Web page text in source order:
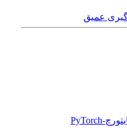
عمیق